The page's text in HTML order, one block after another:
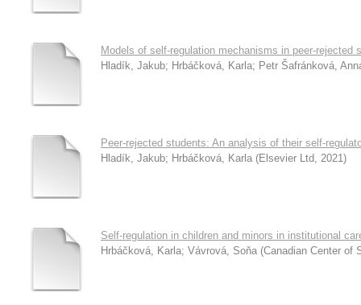
Models of self-regulation mechanisms in peer-rejected
Hladík, Jakub; Hrbáčková, Karla; Petr Šafránková,
Peer-rejected students: An analysis of their self-
Hladík, Jakub; Hrbáčková, Karla (Elsevier Ltd, 2021)
Self-regulation in children and minors in institutional
Hrbáčková, Karla; Vávrová, Soňa (Canadian Center of